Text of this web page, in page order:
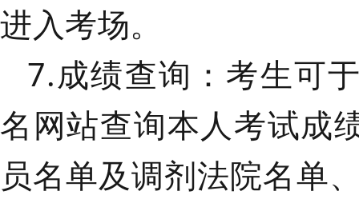
进入考场。
7.成绩查询： 考生可
名网站查询本人考试成
员名单及调剂法院名单